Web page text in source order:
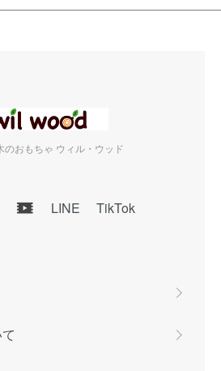
のおもちゃ ウィル・ウッド
LINE TikTok